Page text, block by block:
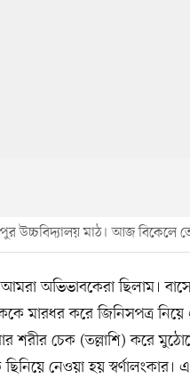
উচ্চবিদ্যালয় মাঠ। আজ বিকেলে
আমরা অভিভাবকেরা ছিলাম।
মারধর করে জিনিসপত্র
শরীর চেক (তল্লাশি) করে
নেওয়া হয়